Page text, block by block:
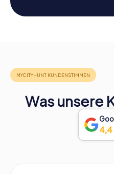
Was unsere
4,4